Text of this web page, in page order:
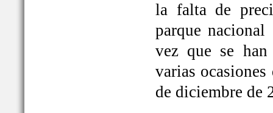
la falta de
parque
vez que se
varias
de diciembre de